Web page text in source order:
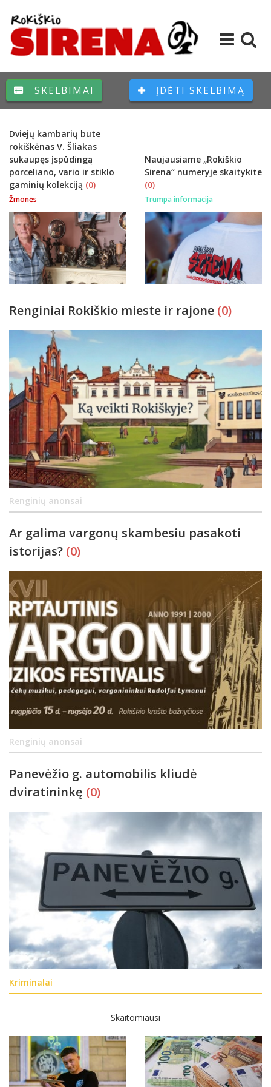
SKELBIMAI ĮDĖTI SKELBIMĄ
Dviejų kambarių bute
rokiškėnas V. Šliakas
sukaupęs įspūdingą
porceliano, vario ir stiklo
gaminių kolekciją (0)
Žmonės
Naujausiame „Rokiškio
Sirena“ numeryje skaitykite
(0)
Trumpa informacija
Renginiai Rokiškio mieste ir rajone (0)
Renginių anonsai
Ar galima vargonų skambesiu pasakoti
istorijas? (0)
Renginių anonsai
Panevėžio g. automobilis kliudė
dviratininkę (0)
Kriminalai
Skaitomiausi